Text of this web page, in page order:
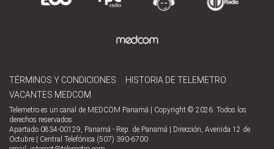
TÉRMINOS Y CONDICIONES
HISTORIA DE TELEMETRO
VACANTES MEDCOM
Telemetro es un canal de MEDCOM Panamá | Copyright © 2026. Todos los
derechos reservados.
Apartado 0834-00129, Panamá - Rep. de Panamá | Dirección, Avenida 12 de
Octubre | Central Telefónica (507) 390-6700